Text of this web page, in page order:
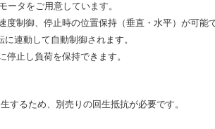
ータをご用意しています。
制御、停止時の位置保持（垂直・水平）が可能で
連動して自動制御されます。
止し負荷を保持できます。
するため、別売りの回生抵抗が必要です。